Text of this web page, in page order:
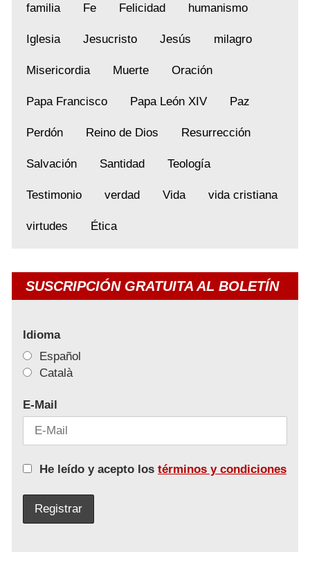
familia Fe Felicidad humanismo
Iglesia Jesucristo Jesús milagro
Misericordia Muerte Oración
Papa Francisco Papa León XIV Paz
Perdón Reino de Dios Resurrección
Salvación Santidad Teología
Testimonio verdad Vida vida cristiana
virtudes Ética
SUSCRIPCIÓN GRATUITA AL BOLETÍN
Idioma
Español
Català
E-Mail
He leído y acepto los términos y condiciones